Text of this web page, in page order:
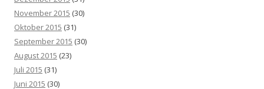
November 2015 (30)
Oktober 2015 (31)
September 2015 (30)
August 2015 (23)
Juli 2015 (31)
Juni 2015 (30)